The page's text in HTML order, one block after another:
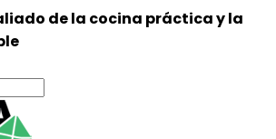
de la cocina práctica y la